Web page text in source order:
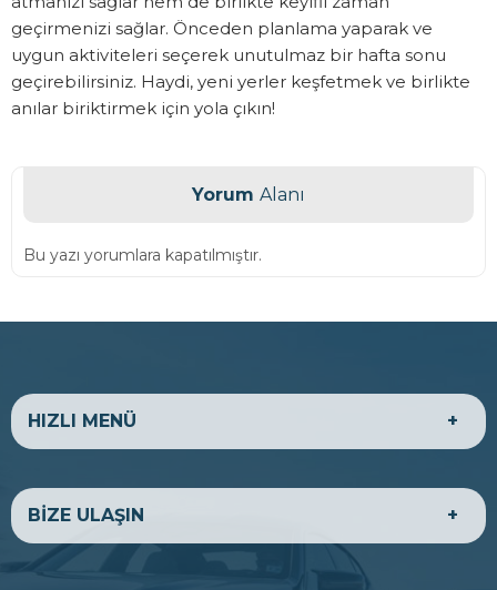
geçirmenizi sağlar. Önceden planlama yaparak ve
uygun aktiviteleri seçerek unutulmaz bir hafta sonu
geçirebilirsiniz. Haydi, yeni yerler keşfetmek ve birlikte
anılar biriktirmek için yola çıkın!
Yorum Alanı
Bu yazı yorumlara kapatılmıştır.
HIZLI MENÜ
HAKKIMIZDA
EKONOMİK ARAÇLAR
LÜKS ARAÇLAR
BANKA HESAPLARIMIZ
BİZE ULAŞIN
BİZE ULAŞIN